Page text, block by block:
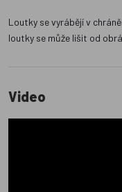
Loutky se vyrábějí v
loutky se může lišit od
Video